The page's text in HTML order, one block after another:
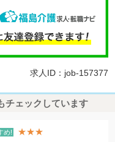
求人ID：job-157377
チェックしています
め! ★★★